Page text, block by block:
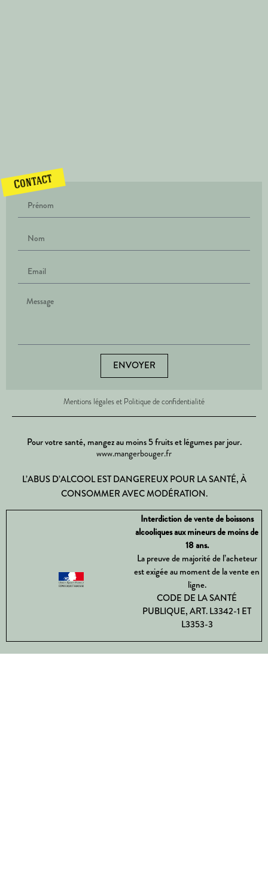
Contact
ENVOYER
Mentions légales et Politique de confidentialité
Pour votre santé, mangez au moins 5 fruits et légumes par jour.
www.mangerbouger.fr
L’ABUS D’ALCOOL EST DANGEREUX POUR LA SANTÉ, À
CONSOMMER AVEC MODÉRATION.
Interdiction de vente de boissons
alcooliques aux mineurs de moins de
18 ans.
La preuve de majorité de l’acheteur
est exigée au moment de la vente en
ligne.
CODE DE LA SANTÉ
PUBLIQUE, ART. L3342-1 ET
L3353-3